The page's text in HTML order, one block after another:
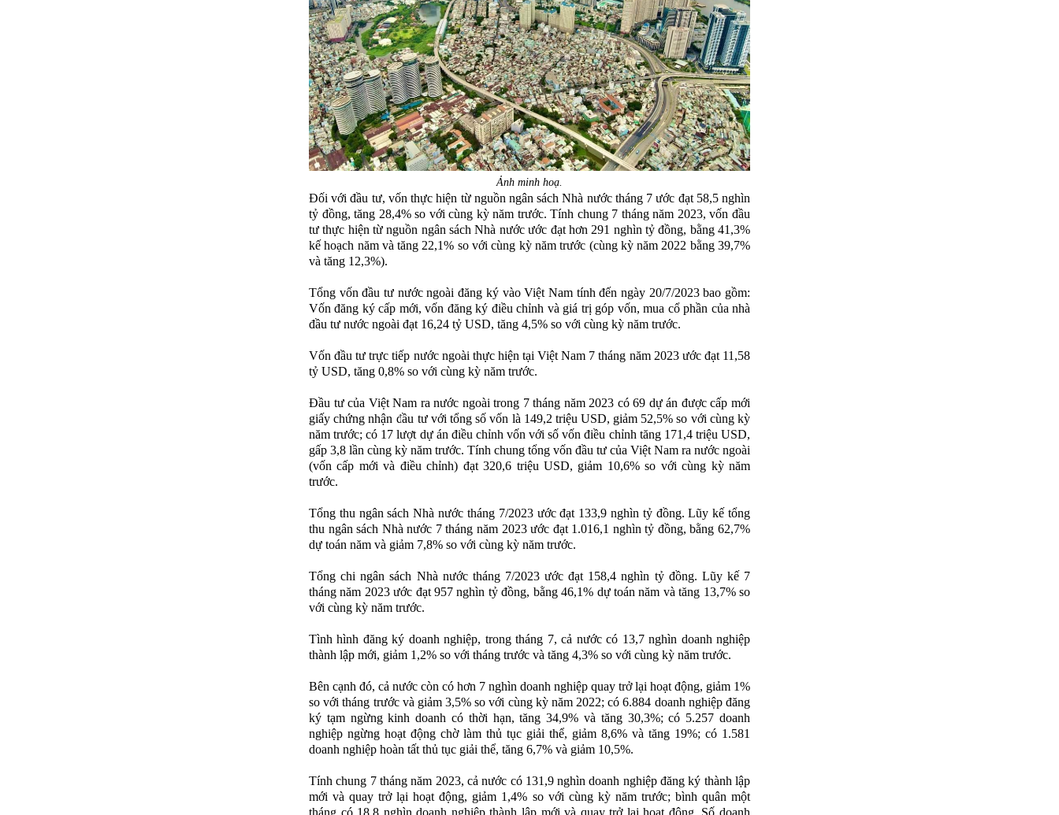
Ảnh minh hoạ.
Đối với đầu tư, vốn thực hiện từ nguồn ngân sách Nhà nước tháng 7 ước đạt 58,5 nghìn
tỷ đồng, tăng 28,4% so với cùng kỳ năm trước. Tính chung 7 tháng năm 2023, vốn đầu
tư thực hiện từ nguồn ngân sách Nhà nước ước đạt hơn 291 nghìn tỷ đồng, bằng 41,3%
kế hoạch năm và tăng 22,1% so với cùng kỳ năm trước (cùng kỳ năm 2022 bằng 39,7%
và tăng 12,3%).
Tổng vốn đầu tư nước ngoài đăng ký vào Việt Nam tính đến ngày 20/7/2023 bao gồm:
Vốn đăng ký cấp mới, vốn đăng ký điều chỉnh và giá trị góp vốn, mua cổ phần của nhà
đầu tư nước ngoài đạt 16,24 tỷ USD, tăng 4,5% so với cùng kỳ năm trước.
Vốn đầu tư trực tiếp nước ngoài thực hiện tại Việt Nam 7 tháng năm 2023 ước đạt 11,58
tỷ USD, tăng 0,8% so với cùng kỳ năm trước.
Đầu tư của Việt Nam ra nước ngoài trong 7 tháng năm 2023 có 69 dự án được cấp mới
giấy chứng nhận đầu tư với tổng số vốn là 149,2 triệu USD, giảm 52,5% so với cùng kỳ
năm trước; có 17 lượt dự án điều chỉnh vốn với số vốn điều chỉnh tăng 171,4 triệu USD,
gấp 3,8 lần cùng kỳ năm trước. Tính chung tổng vốn đầu tư của Việt Nam ra nước ngoài
(vốn cấp mới và điều chỉnh) đạt 320,6 triệu USD, giảm 10,6% so với cùng kỳ năm
trước.
Tổng thu ngân sách Nhà nước tháng 7/2023 ước đạt 133,9 nghìn tỷ đồng. Lũy kế tổng
thu ngân sách Nhà nước 7 tháng năm 2023 ước đạt 1.016,1 nghìn tỷ đồng, bằng 62,7%
dự toán năm và giảm 7,8% so với cùng kỳ năm trước.
Tổng chi ngân sách Nhà nước tháng 7/2023 ước đạt 158,4 nghìn tỷ đồng. Lũy kế 7
tháng năm 2023 ước đạt 957 nghìn tỷ đồng, bằng 46,1% dự toán năm và tăng 13,7% so
với cùng kỳ năm trước.
Tình hình đăng ký doanh nghiệp, trong tháng 7, cả nước có 13,7 nghìn doanh nghiệp
thành lập mới, giảm 1,2% so với tháng trước và tăng 4,3% so với cùng kỳ năm trước.
Bên cạnh đó, cả nước còn có hơn 7 nghìn doanh nghiệp quay trở lại hoạt động, giảm 1%
so với tháng trước và giảm 3,5% so với cùng kỳ năm 2022; có 6.884 doanh nghiệp đăng
ký tạm ngừng kinh doanh có thời hạn, tăng 34,9% và tăng 30,3%; có 5.257 doanh
nghiệp ngừng hoạt động chờ làm thủ tục giải thể, giảm 8,6% và tăng 19%; có 1.581
doanh nghiệp hoàn tất thủ tục giải thể, tăng 6,7% và giảm 10,5%.
Tính chung 7 tháng năm 2023, cả nước có 131,9 nghìn doanh nghiệp đăng ký thành lập
mới và quay trở lại hoạt động, giảm 1,4% so với cùng kỳ năm trước; bình quân một